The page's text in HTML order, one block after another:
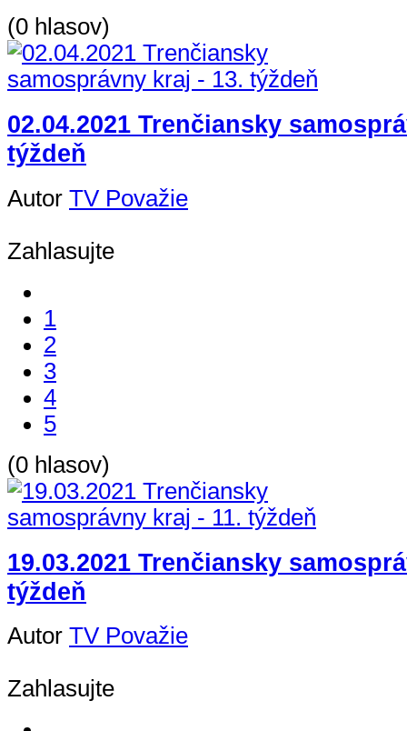
(0 hlasov)
02.04.2021 Trenčiansky
týždeň
Autor TV Považie
Zahlasujte
1
2
3
4
5
(0 hlasov)
19.03.2021 Trenčiansky
týždeň
Autor TV Považie
Zahlasujte